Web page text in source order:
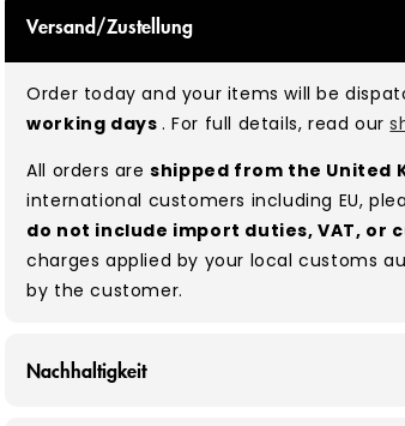
expect a mix of items in great and good
be defect-free, while others will show
no set ratio between Grade A and Grade
our bales due to the nature of used/
Typical mix: A 80% B 20%(approx.)
Versand/Zustellung
Order today and your items will be
working days . For full details, read our
All orders areshipped from the United
international customers including EU,
do not include import duties, VAT, or
charges applied by your local customs
by the customer.
Nachhaltigkeit